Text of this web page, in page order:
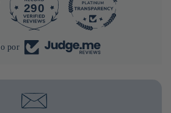
290
por